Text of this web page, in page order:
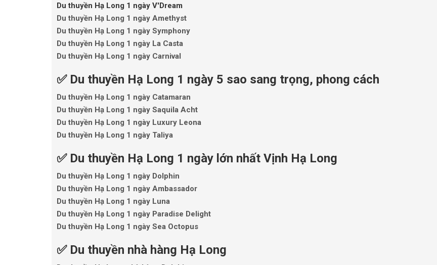
Du thuyền Hạ Long 1 ngày V'Dream
Du thuyền Hạ Long 1 ngày Amethyst
Du thuyền Hạ Long 1 ngày Symphony
Du thuyền Hạ Long 1 ngày La Casta
Du thuyền Hạ Long 1 ngày Carnival
✅ Du thuyền Hạ Long 1 ngày 5 sao sang trọng, phong cách
Du thuyền Hạ Long 1 ngày Catamaran
Du thuyền Hạ Long 1 ngày Saquila Acht
Du thuyền Hạ Long 1 ngày Luxury Leona
Du thuyền Hạ Long 1 ngày Taliya
✅ Du thuyền Hạ Long 1 ngày lớn nhất Vịnh Hạ Long
Du thuyền Hạ Long 1 ngày Dolphin
Du thuyền Hạ Long 1 ngày Ambassador
Du thuyền Hạ Long 1 ngày Luna
Du thuyền Hạ Long 1 ngày Paradise Delight
Du thuyền Hạ Long 1 ngày Sea Octopus
✅ Du thuyền nhà hàng Hạ Long